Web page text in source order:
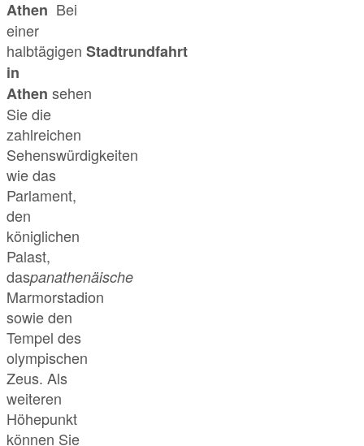
Athen Bei
einer
halbtägigen Stadtrundfahrt
in
Athen sehen
Sie die
zahlreichen
Sehenswürdigkeiten
wie das
Parlament,
den
königlichen
Palast,
daspanathenäische
Marmorstadion
sowie den
Tempel des
olympischen
Zeus. Als
weiteren
Höhepunkt
können Sie